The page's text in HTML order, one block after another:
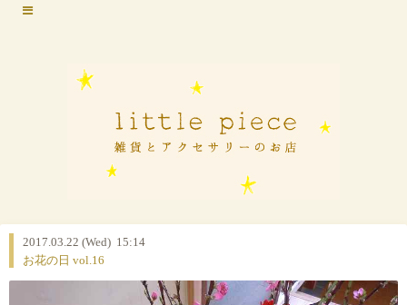
2017.03.22 (Wed) 15:14
お花の日 vol.16